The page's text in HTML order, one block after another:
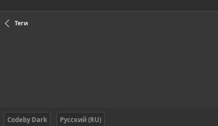
Теги
Codeby Dark
Русский (RU)